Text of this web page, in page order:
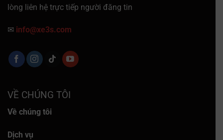
lòng liên hệ trực tiếp người đăng tin
✉ info@xe3s.com
VỀ CHÚNG TÔI
Về chúng tôi
Dịch vụ